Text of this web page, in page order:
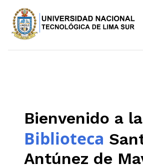
Aula Virtual
Bienvenido a la
Biblioteca
Antúnez de